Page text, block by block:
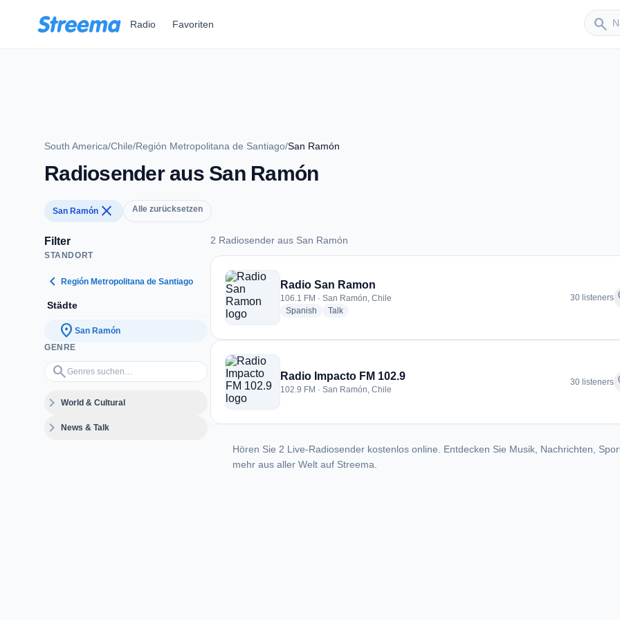
Radio Favoriten search
Sender
South America/Chile/Región Metropolitana de Santiago/San Ramón
Radiosender aus San Ramón
San Ramón close Alle zurücksetzen
Filter
STANDORT
chevron_left Región Metropolitana de Santiago
Städte
location_on San Ramón
GENRE
search
Genres suchen…
expand_moreWorld & Cultural
expand_moreNews & Talk
2 Radiosender aus San Ramón
2 Radiosender aus San Ramón
Radio San Ramon
106.1 FM · San Ramón, Chile
Spanish radio stations
Talkradio stations
30 listeners
Radio Impacto FM 102.9
102.9 FM · San Ramón, Chile
30 listeners
Hören Sie 2 Live-Radiosender kostenlos online. Entdecken Sie Musik, Nachrichten,
mehr aus aller Welt auf Streema.